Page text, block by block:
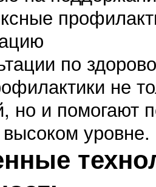
по
не
но и помогают
уровне.